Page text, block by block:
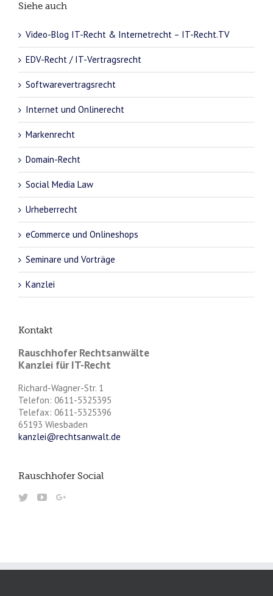
Siehe auch
Video-Blog IT-Recht & Internetrecht – IT-Recht.TV
EDV-Recht / IT-Vertragsrecht
Softwarevertragsrecht
Internet und Onlinerecht
Markenrecht
Domain-Recht
Social Media Law
Urheberrecht
eCommerce und Onlineshops
Seminare und Vorträge
Kanzlei
Kontakt
Rauschhofer Rechtsanwälte
Kanzlei für IT-Recht
Richard-Wagner-Str. 1
Telefon: 0611-5325395
Telefax: 0611-5325396
65193 Wiesbaden
kanzlei@rechtsanwalt.de
Rauschhofer Social